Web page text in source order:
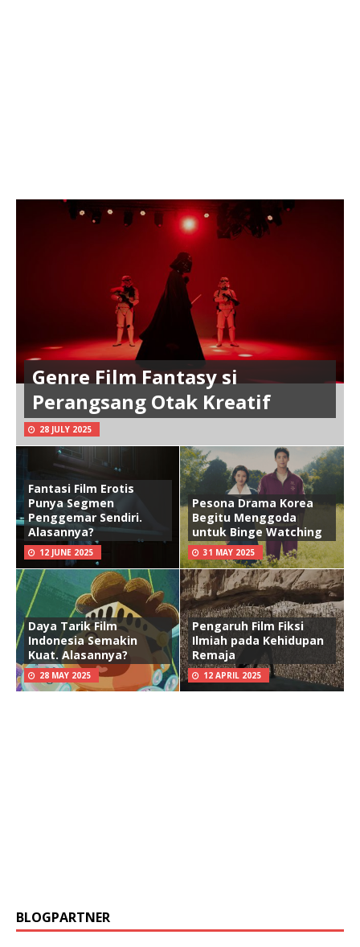
Genre Film Fantasy si
Perangsang Otak Kreatif
28 JULY 2025
Fantasi Film Erotis
Punya Segmen
Penggemar Sendiri.
Alasannya?
12 JUNE 2025
Pesona Drama Korea
Begitu Menggoda
untuk Binge Watching
31 MAY 2025
Daya Tarik Film
Indonesia Semakin
Kuat. Alasannya?
28 MAY 2025
Pengaruh Film Fiksi
Ilmiah pada Kehidupan
Remaja
12 APRIL 2025
BLOGPARTNER